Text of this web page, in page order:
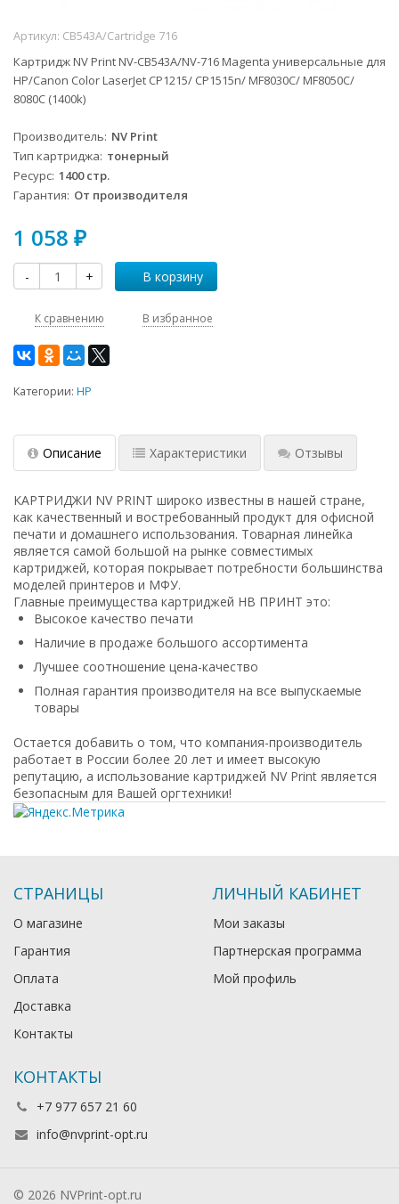
Артикул: CB543A/Cartridge 716
Картридж NV Print NV-CB543A/NV-716 Magenta универсальные для
HP/Canon Color LaserJet CP1215/ CP1515n/ MF8030C/ MF8050C/
8080C (1400k)
Производитель NV Print
Тип картриджа тонерный
Ресурс 1400 стр.
Гарантия От производителя
1 058 ₽
- + В корзину
К сравнению В избранное
Категории: HP
Описание Характеристики Отзывы
КАРТРИДЖИ NV PRINT широко известны в нашей стране,
как качественный и востребованный продукт для офисной
печати и домашнего использования. Товарная линейка
является самой большой на рынке совместимых
картриджей, которая покрывает потребности большинства
моделей принтеров и МФУ.
Главные преимущества картриджей НВ ПРИНТ это:
Высокое качество печати
Наличие в продаже большого ассортимента
Лучшее соотношение цена-качество
Полная гарантия производителя на все выпускаемые
товары
Остается добавить о том, что компания-производитель
работает в России более 20 лет и имеет высокую
репутацию, а использование картриджей NV Print является
безопасным для Вашей оргтехники!
СТРАНИЦЫ
О магазине
Гарантия
Оплата
Доставка
Контакты
ЛИЧНЫЙ КАБИНЕТ
Мои заказы
Партнерская программа
Мой профиль
КОНТАКТЫ
+7 977 657 21 60
info@nvprint-opt.ru
© 2026 NVPrint-opt.ru